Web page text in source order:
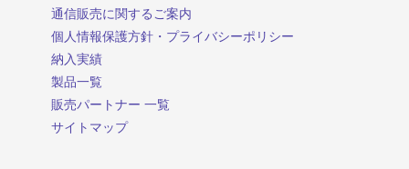
通信販売に関するご案内
個人情報保護方針・プライバシーポリシー
納入実績
製品一覧
販売パートナー 一覧
サイトマップ